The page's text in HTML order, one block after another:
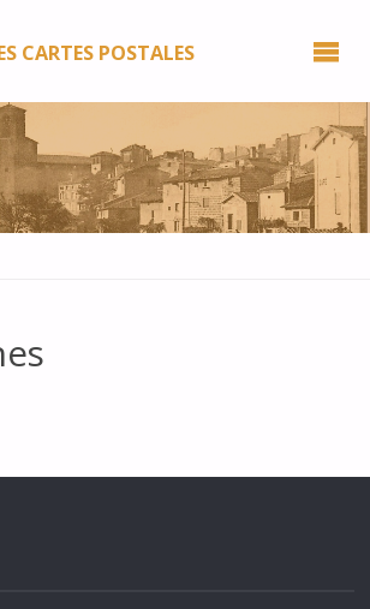
CARTES POSTALES